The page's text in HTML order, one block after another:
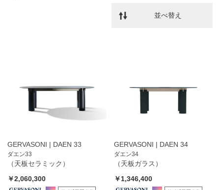
並べ替え
GERVASONI | DAEN 33
ダエン33
（天板セラミック）
￥2,060,300
GERVASONI | DAEN 34
ダエン34
（天板ガラス）
￥1,346,400